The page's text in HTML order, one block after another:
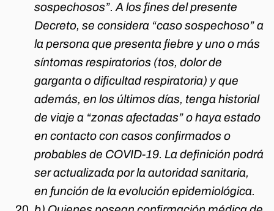
sospechosos”. A los fines del presente
Decreto, se considera “caso sospechoso” a
la persona que presenta fiebre y uno o más
síntomas respiratorios (tos, dolor de
garganta o dificultad respiratoria) y que
además, en los últimos días, tenga historial
de viaje a “zonas afectadas” o haya estado
en contacto con casos confirmados o
probables de COVID-19. La definición podrá
ser actualizada por la autoridad sanitaria,
en función de la evolución epidemiológica.